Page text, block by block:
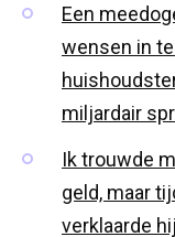
Een
wensen in
miljardair
Ik trouwde
geld, maar
verklaarde